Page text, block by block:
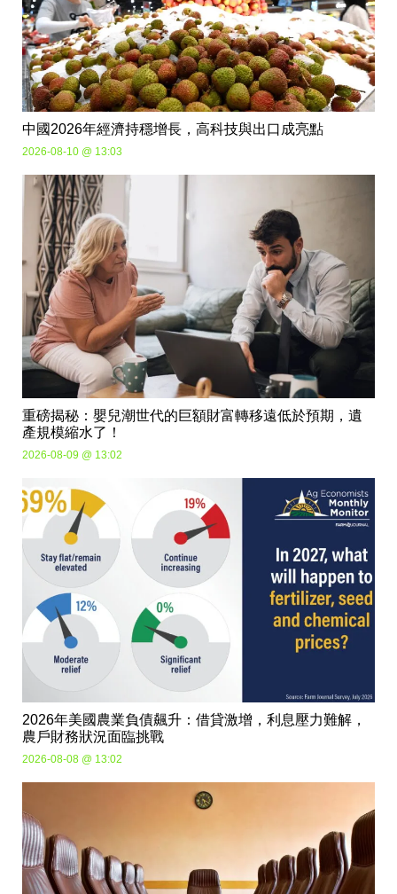
中國2026年經濟持穩增長，高科技與出口成亮點
2026-08-10 @ 13:03
重磅揭秘：嬰兒潮世代的巨額財富轉移遠低於預期，遺
產規模縮水了！
2026-08-09 @ 13:02
2026年美國農業負債飆升：借貸激增，利息壓力難解，
農戶財務狀況面臨挑戰
2026-08-08 @ 13:02